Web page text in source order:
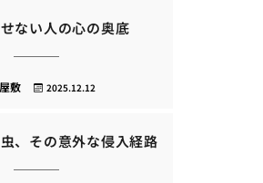
ない人の心の奥底
2025.12.12
敷
、その意外な侵入経路